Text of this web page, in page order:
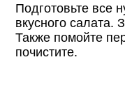
Подготовьте все
вкусного салата.
Также помойте
почистите.